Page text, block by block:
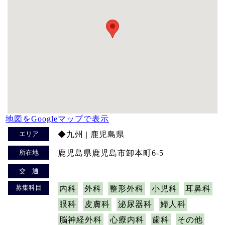
地図をGoogleマップで表示
エリア ◆九州 | 鹿児島県
所在地 鹿児島県鹿児島市卸本町6-5
交 通
募集科目 内科 外科 整形外科 小児科
耳鼻科
眼科
皮膚科 泌尿器科
婦人科
脳神経外科
心療内科 歯科 その他